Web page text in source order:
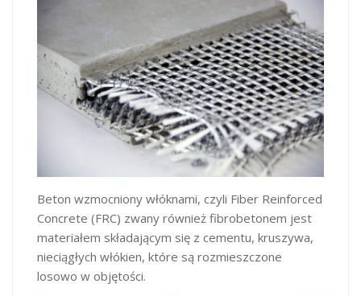
Beton wzmocniony włóknami, czyli Fiber Reinforced
Concrete (FRC) zwany również fibrobetonem jest
materiałem składającym się z cementu, kruszywa,
nieciągłych włókien, które są rozmieszczone
losowo w objętości.